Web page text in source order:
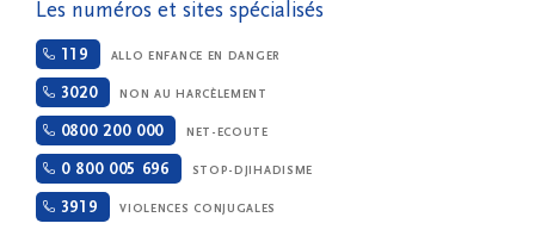
Les numéros et sites spécialisés
119 ALLO ENFANCE EN DANGER
3020 NON AU HARCÈLEMENT
0800 200 000 NET-ECOUTE
0 800 005 696 STOP-DJIHADISME
3919 VIOLENCES CONJUGALES